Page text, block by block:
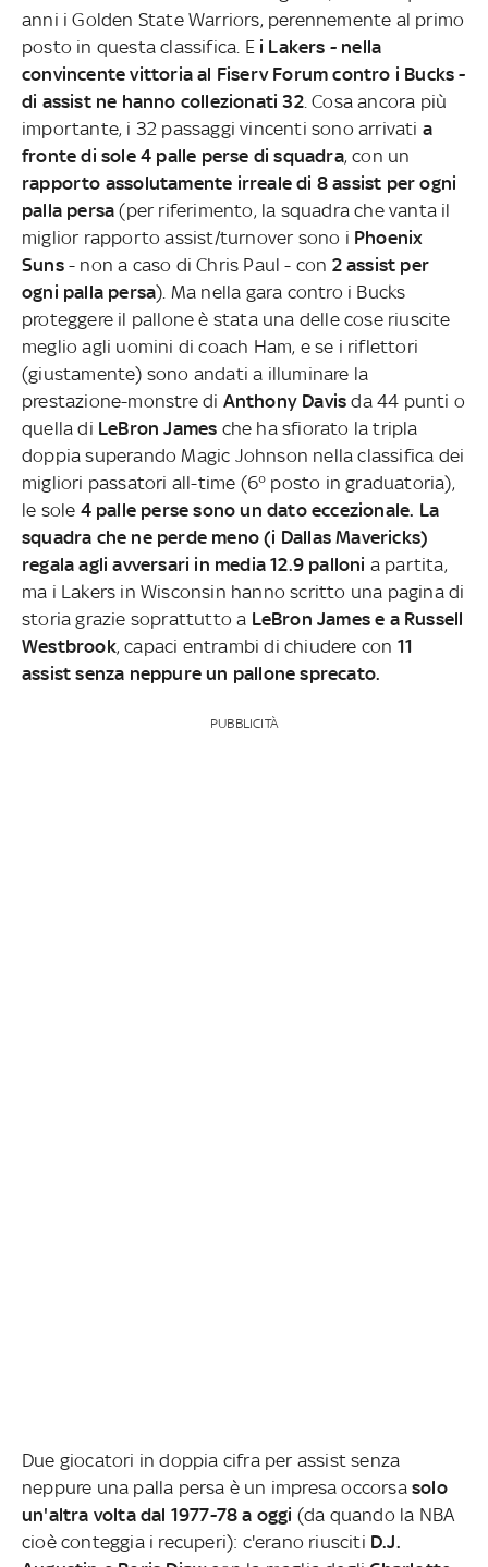
anni i Golden State Warriors, perennemente al primo
posto in questa classifica. Ei Lakers - nella
convincente vittoria al Fiserv Forum contro i Bucks -
di assist ne hanno collezionati 32. Cosa ancora più
importante, i 32 passaggi vincenti sono arrivati a
fronte di sole 4 palle perse di squadra, con un
rapporto assolutamente irreale di 8 assist per ogni
palla persa (per riferimento, la squadra che vanta il
miglior rapporto assist/turnover sono i Phoenix
Suns- non a caso di Chris Paul - con 2 assist per
ogni palla persa). Ma nella gara contro i Bucks
proteggere il pallone è stata una delle cose riuscite
meglio agli uomini di coach Ham, e se i riflettori
(giustamente) sono andati a illuminare la
prestazione-monstre di Anthony Davisda 44 punti o
quella di LeBron James che ha sfiorato la tripla
doppia superando Magic Johnson nella classifica dei
migliori passatori all-time (6° posto in graduatoria),
le sole 4 palle perse sono un dato eccezionale. La
squadra che ne perde meno (i Dallas Mavericks)
regala agli avversari in media 12.9 palloni a partita,
ma i Lakers in Wisconsin hanno scritto una pagina di
storia grazie soprattutto a LeBron James e a Russell
Westbrook, capaci entrambi di chiudere con 11
assist senza neppure un pallone sprecato.
PUBBLICITÀ
Due giocatori in doppia cifra per assist senza
neppure una palla persa è un impresa occorsa solo
un'altra volta dal 1977-78 a oggi (da quando la NBA
cioè conteggia i recuperi): c'erano riusciti D.J.